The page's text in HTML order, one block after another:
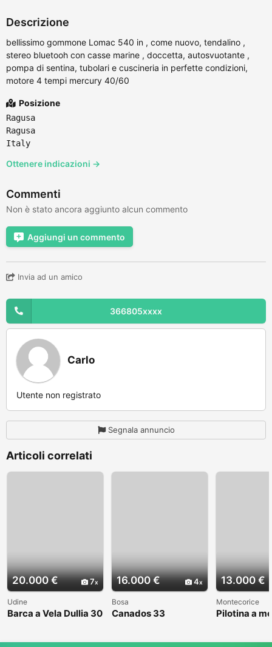
Descrizione
bellissimo gommone Lomac 540 in , come nuovo, tendalino ,
stereo bluetooh con casse marine , doccetta, autosvuotante ,
pompa di sentina, tubolari e cuscineria in perfette condizioni,
motore 4 tempi mercury 40/60
Posizione
Ragusa
Ragusa
Italy
Ottenere indicazioni →
Commenti
Non è stato ancora aggiunto alcun commento
Aggiungi un commento
Invia ad un amico
366805xxxx
Carlo
Utente non registrato
Segnala annuncio
Articoli correlati
20.000 € 7
Udine
Barca a Vela Dullia 30
16.000 € 4
Bosa
Canados 33
13.000 €
Montecorice
Pilotina a